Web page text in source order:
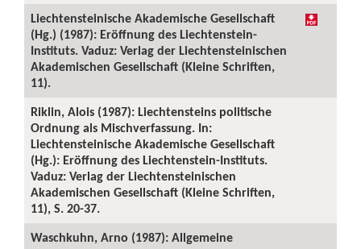
Liechtensteinische Akademische Gesellschaft
(Hg.) (1987): Eröffnung des Liechtenstein-
Instituts. Vaduz: Verlag der Liechtensteinischen
Akademischen Gesellschaft (Kleine Schriften,
11).
Riklin, Alois (1987): Liechtensteins politische
Ordnung als Mischverfassung. In:
Liechtensteinische Akademische Gesellschaft
(Hg.): Eröffnung des Liechtenstein-Instituts.
Vaduz: Verlag der Liechtensteinischen
Akademischen Gesellschaft (Kleine Schriften,
11), S. 20-37.
Waschkuhn, Arno (1987): Allgemeine